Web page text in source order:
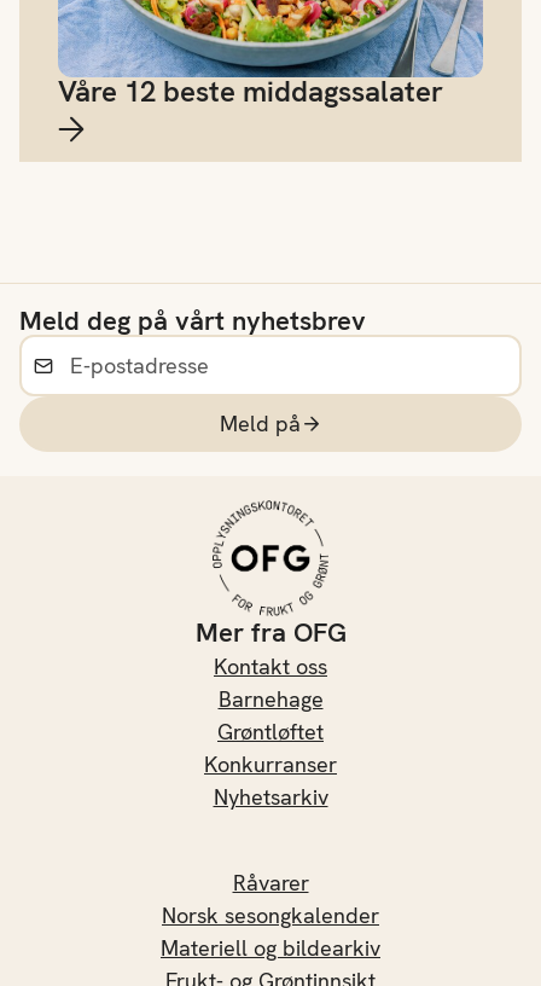
Våre 12 beste middagssalater
Meld deg på vårt nyhetsbrev
Meld på
Mer fra OFG
Kontakt oss
Barnehage
Grøntløftet
Konkurranser
Nyhetsarkiv
Råvarer
Norsk sesongkalender
Materiell og bildearkiv